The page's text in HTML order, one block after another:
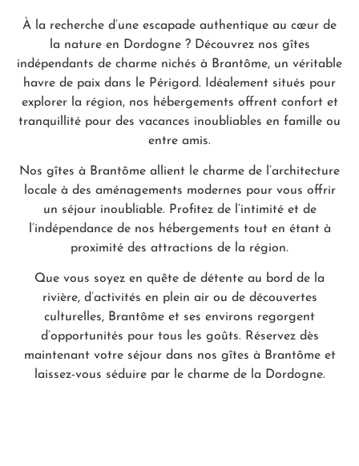
À la recherche d’une escapade authentique au cœur de
la nature en Dordogne ? Découvrez nos gîtes
indépendants de charme nichés à Brantôme, un véritable
havre de paix dans le Périgord. Idéalement situés pour
explorer la région, nos hébergements offrent confort et
tranquillité pour des vacances inoubliables en famille ou
entre amis.
Nos gîtes à Brantôme allient le charme de l’architecture
locale à des aménagements modernes pour vous offrir
un séjour inoubliable. Profitez de l’intimité et de
l’indépendance de nos hébergements tout en étant à
proximité des attractions de la région.
Que vous soyez en quête de détente au bord de la
rivière, d’activités en plein air ou de découvertes
culturelles, Brantôme et ses environs regorgent
d’opportunités pour tous les goûts. Réservez dès
maintenant votre séjour dans nos gîtes à Brantôme et
laissez-vous séduire par le charme de la Dordogne.